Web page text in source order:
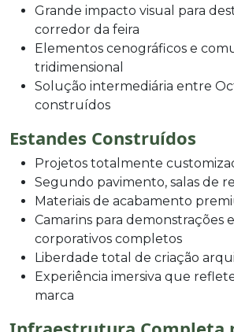
Grande impacto visual para
corredor da feira
Elementos cenográficos e
tridimensional
Solução intermediária entre
construídos
Estandes Construídos
Projetos totalmente
Segundo pavimento, salas de
Materiais de acabamento
Camarins para demonstrações
corporativos completos
Liberdade total de criação
Experiência imersiva que
marca